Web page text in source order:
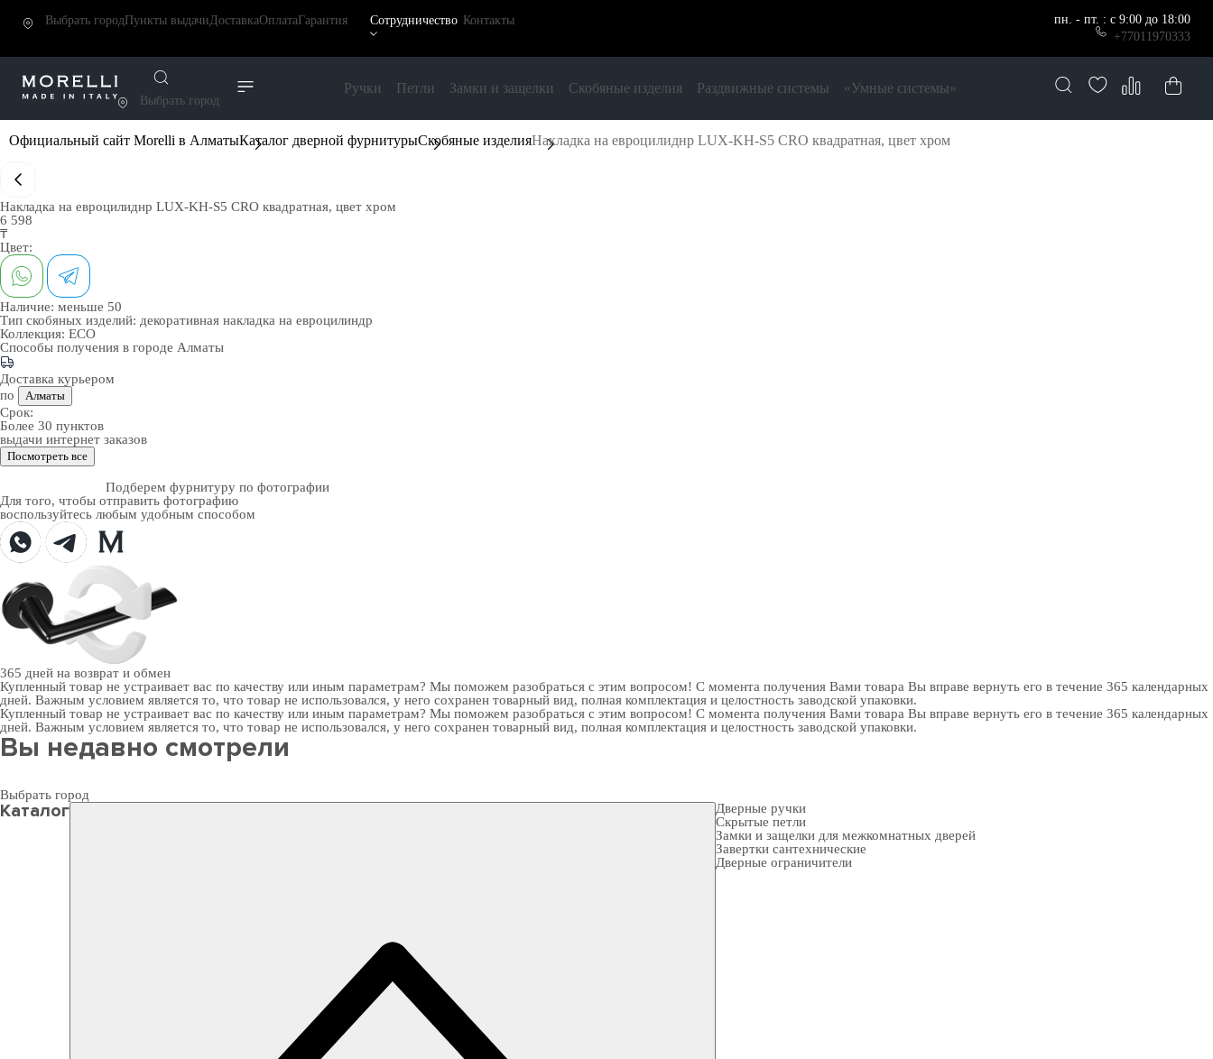
Выбрать городПункты выдачиДоставкаОплатаГарантия Сотрудничество Контакты
пн. - пт. : с 9:00 до 18:00
+77011970333
Выбрать город
Ручки Петли Замки и защелки Скобяные изделия Раздвижные системы «Умные системы»
Официальный сайт Morelli в АлматыКаталог дверной фурнитурыСкобяные изделияНакладка на евроцилиднр LUX-KH-S5 CRO квадратная, цвет хром
Накладка на евроцилиднр LUX-KH-S5 CRO квадратная, цвет хром
6 598
₸
Цвет:
Наличие: меньше 50
Тип скобяных изделий: декоративная накладка на евроцилиндр
Коллекция: ECO
Способы получения в городе Алматы
Доставка курьером
по
Алматы
Срок:
Более 30 пунктов
выдачи интернет заказов
Посмотреть все
Подберем фурнитуру по фотографии
Для того, чтобы отправить фотографию
воспользуйтесь любым удобным способом
365 дней на возврат и обмен
Купленный товар не устраивает вас по качеству или иным параметрам? Мы поможем разобраться с этим вопросом! С момента получения Вами товара Вы вправе вернуть его в течение 365 календарных
дней. Важным условием является то, что товар не использовался, у него сохранен товарный вид, полная комплектация и целостность заводской упаковки.
Купленный товар не устраивает вас по качеству или иным параметрам? Мы поможем разобраться с этим вопросом! С момента получения Вами товара Вы вправе вернуть его в течение 365 календарных
дней. Важным условием является то, что товар не использовался, у него сохранен товарный вид, полная комплектация и целостность заводской упаковки.
Вы недавно смотрели
Выбрать город
Каталог
Дверные ручки
Скрытые петли
Замки и защелки для межкомнатных дверей
Завертки сантехнические
Дверные ограничители